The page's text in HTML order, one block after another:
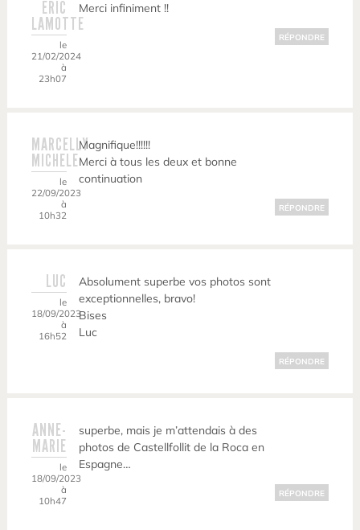
ERIC
LAMOTTE
le
21/02/2024
à
23h07
Merci infiniment !!
RÉPONDRE
MARCELLY
MICHELE
le
22/09/2023
à
10h32
Magnifique!!!!!!
Merci à tous les deux et bonne
continuation
RÉPONDRE
LUC
le
18/09/2023
à
16h52
Absolument superbe vos photos sont
exceptionnelles, bravo!
Bises
Luc
RÉPONDRE
ANNE-
MARIE
le
18/09/2023
à
10h47
superbe, mais je m’attendais à des
photos de Castellfollit de la Roca en
Espagne…
RÉPONDRE